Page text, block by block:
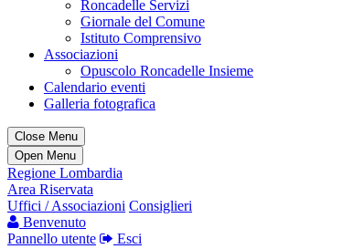
Roncadelle Servizi
Giornale del Comune
Istituto Comprensivo
Associazioni
Opuscolo Roncadelle Insieme
Calendario eventi
Galleria fotografica
Close Menu
Open Menu
Regione Lombardia
Area Riservata
Uffici / Associazioni Consiglieri
Benvenuto
Pannello utente
Esci